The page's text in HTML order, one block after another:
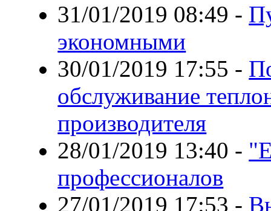
31/01/2019 08:49 -
экономными
30/01/2019 17:55 -
обслуживание
производителя
28/01/2019 13:40 -
профессионалов
27/01/2019 17:53 -